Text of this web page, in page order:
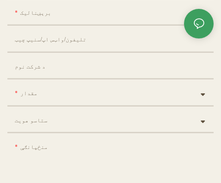
برېښنالیک
تلیفون/واټس اپ/سنیپ چیټ
د شرکت نوم
مقدار
ستاسو هویت
منځپانګې